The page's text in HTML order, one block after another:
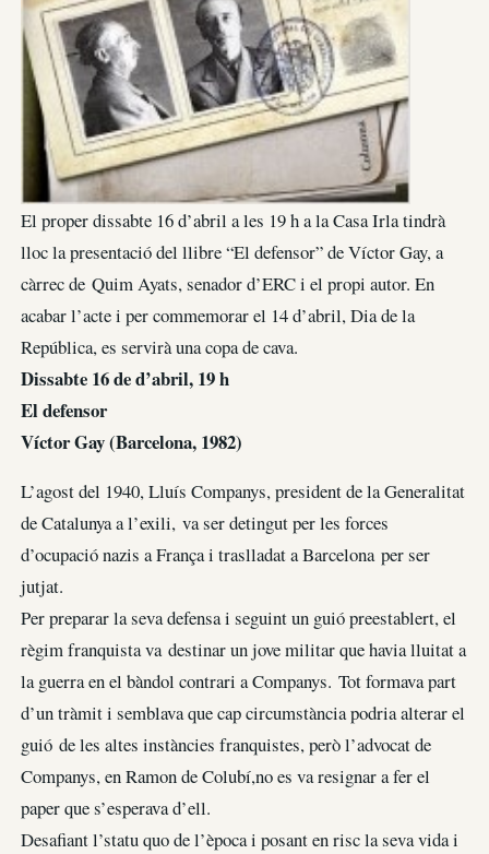
El proper dissabte 16 d’abril a les 19 h a la Casa Irla tindrà
lloc la presentació del llibre “El defensor” de Víctor Gay, a
càrrec de Quim Ayats, senador d’ERC i el propi autor. En
acabar l’acte i per commemorar el 14 d’abril, Dia de la
República, es servirà una copa de cava.
Dissabte 16 de d’abril, 19 h
El defensor
Víctor Gay (Barcelona, 1982)
L’agost del 1940, Lluís Companys, president de la Generalitat
de Catalunya a l’exili, va ser detingut per les forces
d’ocupació nazis a França i traslladat a Barcelona per ser
jutjat.
Per preparar la seva defensa i seguint un guió preestablert, el
règim franquista va destinar un jove militar que havia lluitat a
la guerra en el bàndol contrari a Companys. Tot formava part
d’un tràmit i semblava que cap circumstància podria alterar el
guió de les altes instàncies franquistes, però l’advocat de
Companys, en Ramon de Colubí,no es va resignar a fer el
paper que s’esperava d’ell.
Desafiant l’statu quo de l’època i posant en risc la seva vida i